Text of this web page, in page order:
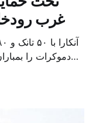
غرب
دموکرات را
واقع در غرب